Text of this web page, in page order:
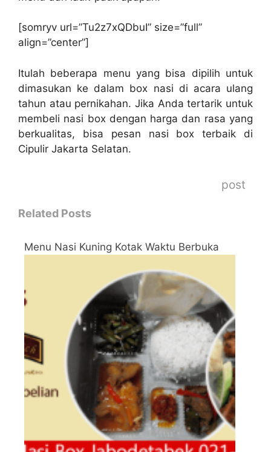
[somryv url=”Tu2z7xQDbuI” size=”full”
align=”center”]
Itulah beberapa menu yang bisa dipilih untuk
dimasukan ke dalam box nasi di acara ulang
tahun atau pernikahan. Jika Anda tertarik untuk
membeli nasi box dengan harga dan rasa yang
berkualitas, bisa pesan nasi box terbaik di
Cipulir Jakarta Selatan.
post
Related Posts
Menu Nasi Kuning Kotak Waktu Berbuka